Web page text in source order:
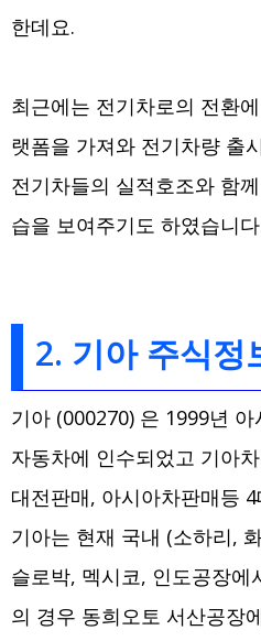
한데요.
최근에는 전기차로의 전환
랫폼을 가져와 전기차량 출
전기차들의 실적호조와 함
습을 보여주기도 하였습니
2. 기아 주식정
기아 (000270) 은 1999년
자동차에 인수되었고 기아
대전판매, 아시아차판매등
기아는 현재 국내 (소하리,
슬로박, 멕시코, 인도공장에
의 경우 동희오토 서산공장